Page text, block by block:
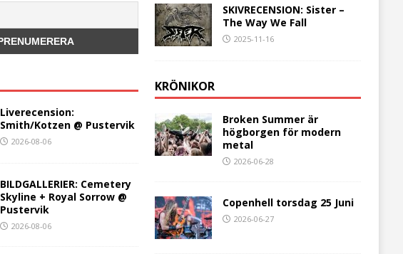
Liverecension:
Smith/Kotzen @ Pustervik
2026-08-06
BILDGALLERIER: Cemetery
Skyline + Royal Sorrow @
Pustervik
2026-08-06
SKIVRECENSION: Sister –
The Way We Fall
2025-11-16
KRÖNIKOR
Broken Summer är
högborgen för modern
metal
2026-06-28
Copenhell torsdag 25 Juni
2026-06-27